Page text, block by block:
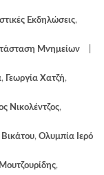
Εκδηλώσεις,
Μνημείων
, Γεωργία Χατζή,
Νικολέντζος,
, Ολυμπία Ιερό
,